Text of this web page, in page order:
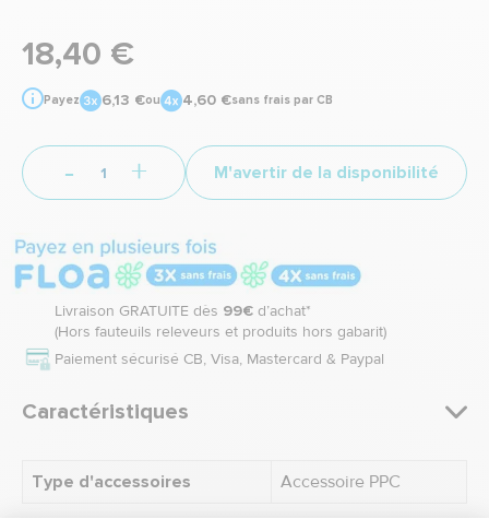
18,40 €
Payez 6,13 €ou 4,60 €sans frais par CB
- + M'avertir de la disponibilité
Livraison GRATUITE dès 99€ d’achat*
(Hors fauteuils releveurs et produits hors gabarit)
Paiement sécurisé CB, Visa, Mastercard & Paypal
Caractéristiques
Type d'accessoires Accessoire PPC